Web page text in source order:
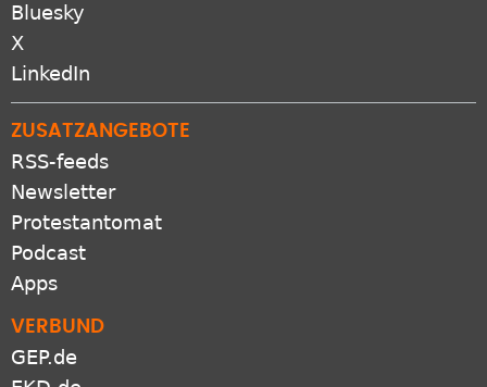
Bluesky
X
LinkedIn
ZUSATZANGEBOTE
RSS-feeds
Newsletter
Protestantomat
Podcast
Apps
VERBUND
GEP.de